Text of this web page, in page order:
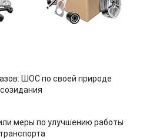
ШОС по своей природе
меры по улучшению работы